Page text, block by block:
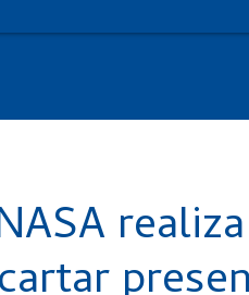
realiza